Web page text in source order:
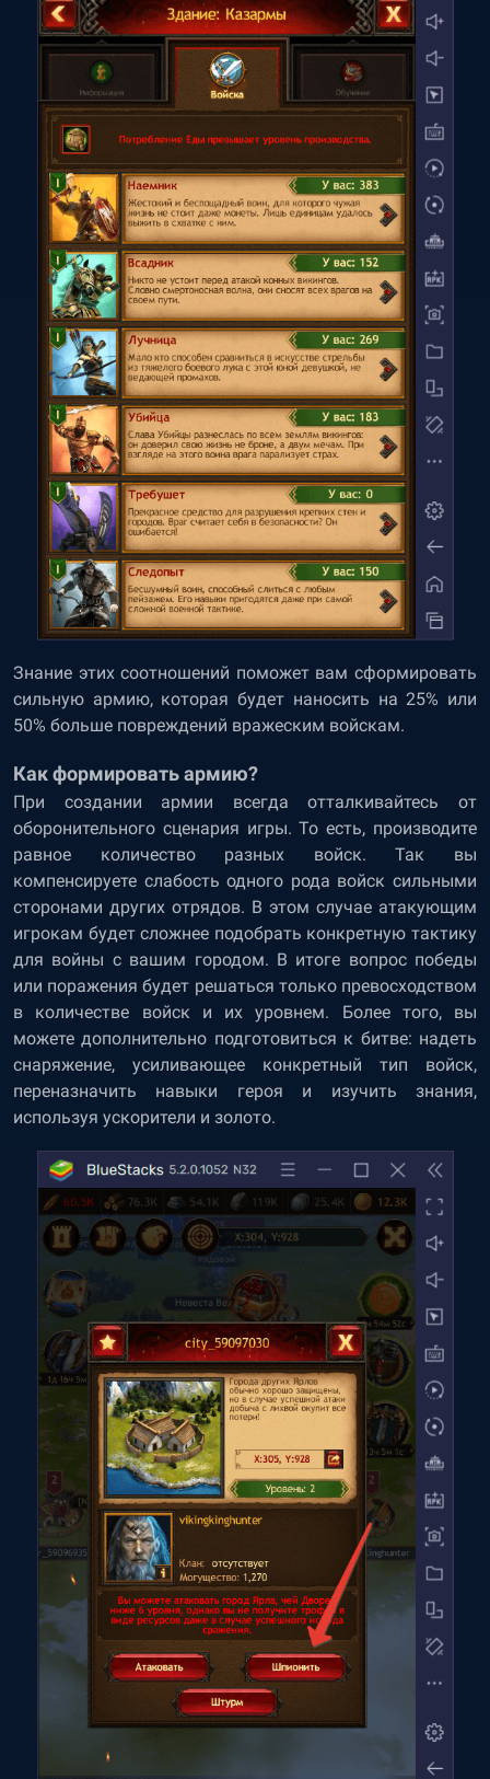
Знание этих соотношений поможет вам сформировать
сильную армию, которая будет наносить на 25% или
50% больше повреждений вражеским войскам.
Как формировать армию?
При создании армии всегда отталкивайтесь от
оборонительного сценария игры. То есть, производите
равное количество разных войск. Так вы
компенсируете слабость одного рода войск сильными
сторонами других отрядов. В этом случае атакующим
игрокам будет сложнее подобрать конкретную тактику
для войны с вашим городом. В итоге вопрос победы
или поражения будет решаться только превосходством
в количестве войск и их уровнем. Более того, вы
можете дополнительно подготовиться к битве: надеть
снаряжение, усиливающее конкретный тип войск,
переназначить навыки героя и изучить знания,
используя ускорители и золото.